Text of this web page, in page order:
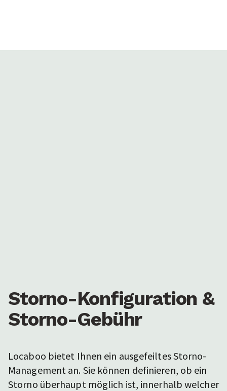
Storno-Konfiguration &
Storno-Gebühr
Locaboo bietet Ihnen ein ausgefeiltes Storno-
Management an. Sie können definieren, ob ein
Storno überhaupt möglich ist, innerhalb welcher